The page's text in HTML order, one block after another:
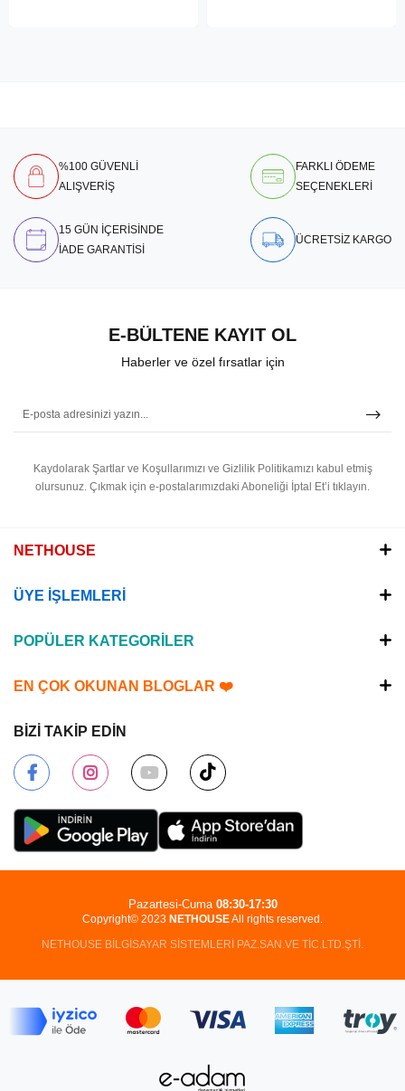
%100 GÜVENLİ
ALIŞVERİŞ
FARKLI ÖDEME
SEÇENEKLERİ
15 GÜN İÇERİSİNDE
İADE GARANTİSİ
ÜCRETSİZ KARGO
E-BÜLTENE KAYIT OL
Haberler ve özel fırsatlar için
Kaydolarak Şartlar ve Koşullarımızı ve Gizlilik Politikamızı kabul etmiş
olursunuz. Çıkmak için e-postalarımızdaki Aboneliği İptal Et’i tıklayın.
NETHOUSE
ÜYE İŞLEMLERİ
POPÜLER KATEGORİLER
EN ÇOK OKUNAN BLOGLAR ❤️
BİZİ TAKİP EDİN
Copyright© 2023 NETHOUSEAll rights reserved.
NETHOUSE BİLGİSAYAR SİSTEMLERİ PAZ.SAN.VE TİC.LTD.ŞTİ.
Pazartesi-Cuma 08:30-17:30